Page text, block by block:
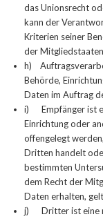
das Unionsrecht
kann der
Kriterien seiner
der
h)
Behörde,
Daten im Auftrag
i) Empfänger ist
Einrichtung oder
offengelegt
Dritten handelt
bestimmten
dem Recht der
Daten erhalten,
j) Dritter ist eine